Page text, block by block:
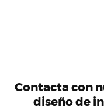
Contacta con
diseño de